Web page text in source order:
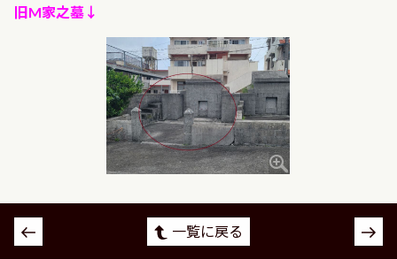
旧M家之墓↓
投
稿
一覧に戻る